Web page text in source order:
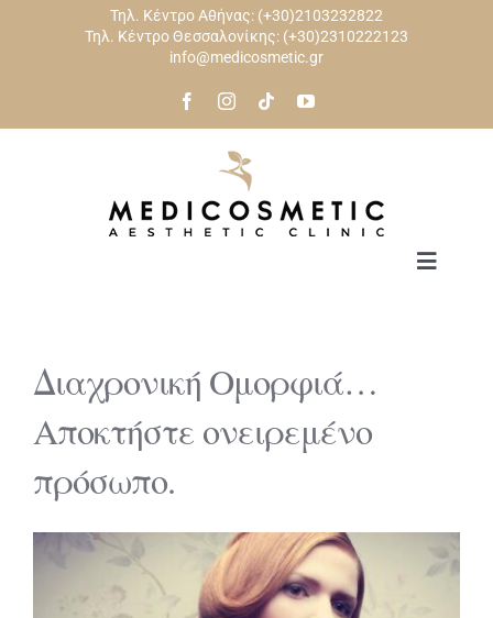
Τηλ. Κέντρο Αθήνας: (+30)2103232822
Τηλ. Κέντρο Θεσσαλονίκης: (+30)2310222123
info@medicosmetic.gr
Toggle
ΠΡΟΣΩΠΟ
ΔΙΑΓΝΩΣΤΙΚΕΣ ΑΝΑΛΥΣΕΙΣ
BLOG
Διαχρονική Ομορφιά…
Αποκτήστε ονειρεμένο
πρόσωπο.